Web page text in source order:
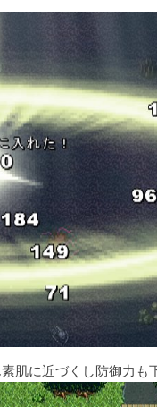
肌に近づくし防御力も